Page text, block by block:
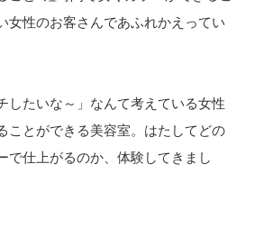
女性のお客さんであふれかえってい
したいな～」なんて考えている女性
ことができる美容室。はたしてどの
で仕上がるのか、体験してきまし